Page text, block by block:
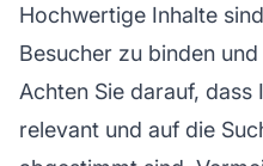
Hochwertige Inhalte
Besucher zu binden
Achten Sie darauf,
relevant und auf die